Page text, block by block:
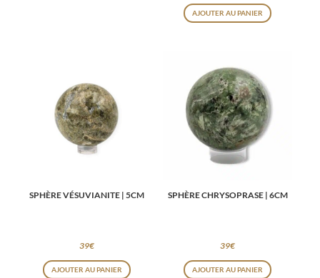
AJOUTER AU PANIER
SPHÈRE VÉSUVIANITE | 5CM
39€
AJOUTER AU PANIER
SPHÈRE CHRYSOPRASE | 6CM
39€
AJOUTER AU PANIER